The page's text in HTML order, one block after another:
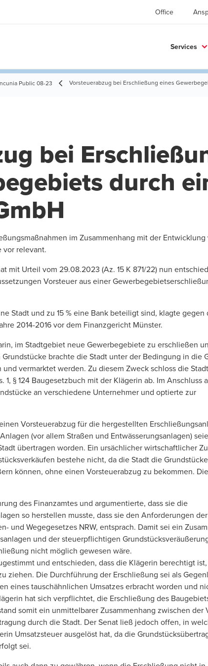
Office
Services
Public 08-23 Vorsteuerabzug bei Erschließung eines
bei
durch
im Zusammenhang mit der Entwicklung
vor relevant.
mit Urteil vom 29.08.2023 (Az. 15 K 871/22) nun
Vorsteuer aus einer
Stadt und zu 15 % eine Bank beteiligt sind, klagte gegen
2014-2016 vor dem Finanzgericht Münster.
im Stadtgebiet neue Gewerbegebiete zu erschließen
brachte die Stadt unter der Bedingung in die
vermarktet werden. Zu diesem Zweck schloss die
1, § 124 Baugesetzbuch mit der Klägerin ab. Im Anschluss
an verschiedene Unternehmer und optierte zur
Vorsteuerabzug für die hergestellten
(vor allem Straßen und Entwässerungsanlagen)
übertragen worden. Ein ursächlicher wirtschaftlicher
bestehe nicht, da die Stadt die
können, ohne einen Vorsteuerabzug zu bekommen.
des Finanzamtes und argumentierte, dass sie die
so herstellen musste, dass sie den Anforderungen
und Wegegesetzes NRW, entsprach. Damit sei ein
und der steuerpflichtigen
nicht möglich gewesen wäre.
und entschieden, dass die Klägerin berechtigt
ziehen. Die Durchführung der Erschließung sei als
eines tauschähnlichen Umsatzes erbracht worden und
hat sich verpflichtet, die Erschließung des
somit ein unmittelbarer Zusammenhang zwischen der
durch die Stadt. Der Senat ließ jedoch offen, in
Umsatzsteuer ausgelöst hat, da die
sei.